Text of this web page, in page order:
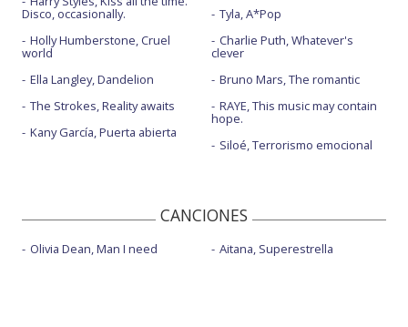
Disco, occasionally.
Holly Humberstone, Cruel
world
Ella Langley, Dandelion
The Strokes, Reality awaits
Kany García, Puerta abierta
Tyla, A*Pop
Charlie Puth, Whatever's
clever
Bruno Mars, The romantic
RAYE, This music may contain
hope.
Siloé, Terrorismo emocional
CANCIONES
Olivia Dean, Man I need Aitana, Superestrella